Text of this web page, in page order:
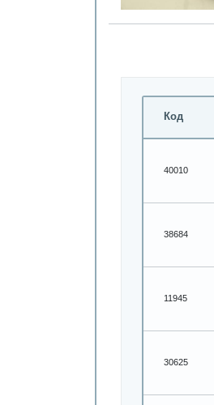
Код
40010
38684
11945
30625